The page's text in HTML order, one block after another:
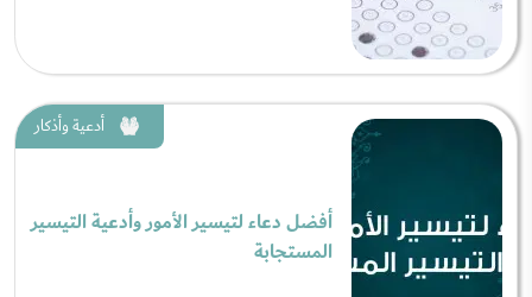
أدعية وأذكار
أفضل دعاء لتيسير الأمور وأدعية التيسير
المستجابة